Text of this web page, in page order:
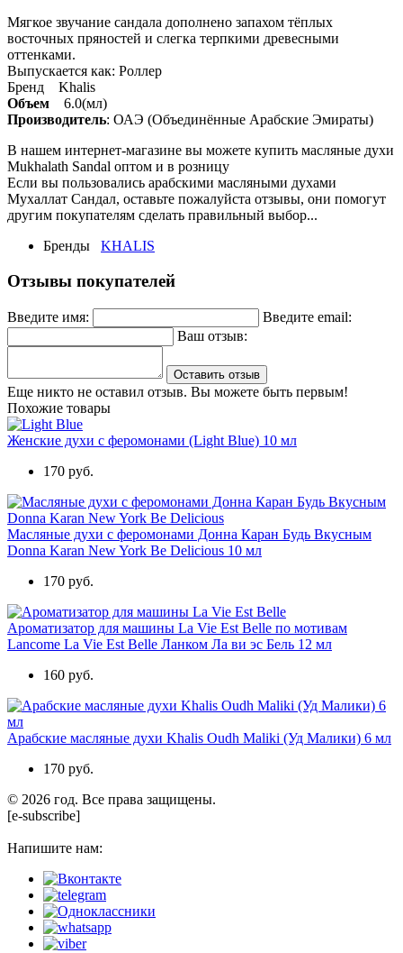
Мягкое звучание сандала дополнено запахом тёплых
восточных пряностей и слегка терпкими древесными
оттенками.
Выпускается как: Роллер
Бренд Khalis
Объем 6.0(мл)
Производитель: ОАЭ (Объединённые Арабские Эмираты)
В нашем интернет-магазине вы можете купить масляные духи
Mukhalath Sandal оптом и в розницу
Если вы пользовались арабскими масляными духами
Мухаллат Сандал, оставьте пожалуйста отзывы, они помогут
другим покупателям сделать правильный выбор...
Бренды
KHALIS
Отзывы покупателей
Введите имя:
Введите email:
Ваш отзыв:
Оставить отзыв
Еще никто не оставил отзыв. Вы можете быть первым!
Похожие товары
Женские духи с феромонами (Light Blue) 10 мл
170 руб.
Масляные духи с феромонами Донна Каран Будь Вкусным
Donna Karan New York Be Delicious 10 мл
170 руб.
Ароматизатор для машины La Vie Est Belle по мотивам
Lancome La Vie Est Belle Ланком Ла ви эс Бель 12 мл
160 руб.
Арабские масляные духи Khalis Oudh Maliki (Уд Малики) 6 мл
170 руб.
© 2026 год. Все права защищены.
[e-subscribe]
Напишите нам: